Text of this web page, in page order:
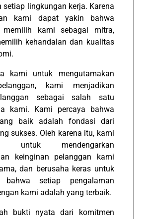
setiap lingkungan kerja. Karena
kami dapat yakin bahwa
kami sebagai mitra,
kehandalan dan kualitas
kami untuk mengutamakan
kami menjadikan
sebagai salah satu
kami. Kami percaya bahwa
baik adalah fondasi dari
sukses. Oleh karena itu, kami
untuk mendengarkan
keinginan pelanggan kami
dan berusaha keras untuk
bahwa setiap pengalaman
kami adalah yang terbaik.
bukti nyata dari komitmen